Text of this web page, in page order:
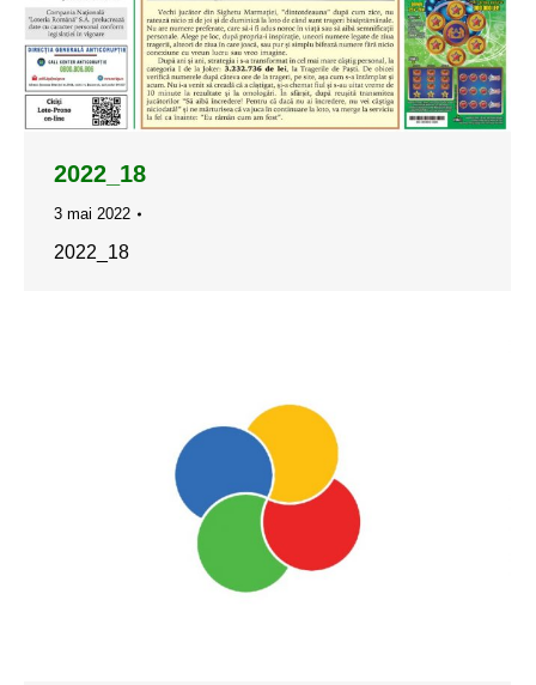
2022_18
3 mai 2022
2022_18